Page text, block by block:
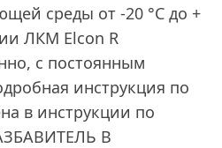
среды от -20 °С до +
ЛКМ Elcon R
с постоянным
инструкция по
в инструкции по
В